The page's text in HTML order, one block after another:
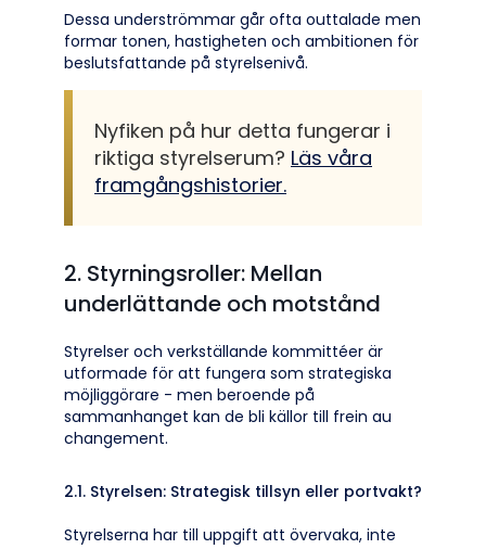
Dessa underströmmar går ofta outtalade men
formar tonen, hastigheten och ambitionen för
beslutsfattande på styrelsenivå.
Nyfiken på hur detta fungerar i
riktiga styrelserum? Läs våra
framgångshistorier.
2. Styrningsroller: Mellan
underlättande och motstånd
Styrelser och verkställande kommittéer är
utformade för att fungera som strategiska
möjliggörare - men beroende på
sammanhanget kan de bli källor till frein au
changement.
2.1. Styrelsen: Strategisk tillsyn eller portvakt?
Styrelserna har till uppgift att övervaka, inte